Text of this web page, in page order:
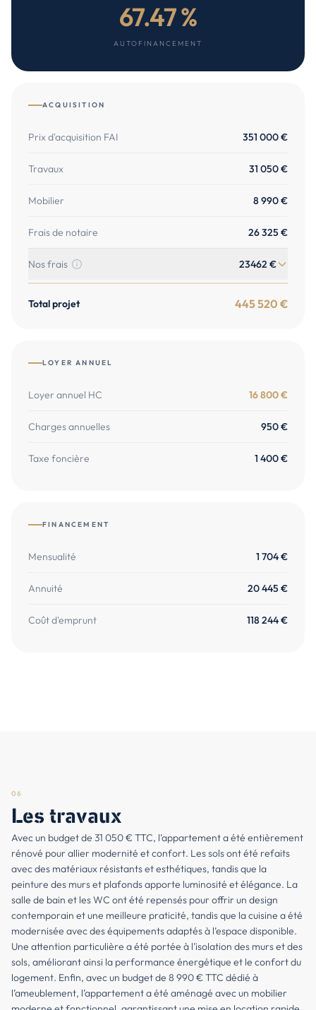
67.47 %
AUTOFINANCEMENT
ACQUISITION
Prix d'acquisition FAI 351 000€
Travaux 31 050€
Mobilier 8 990€
Frais de notaire 26 325 €
Nos frais 23462 €
Total projet 445 520 €
LOYER ANNUEL
Loyer annuel HC 16 800€
Charges annuelles 950€
Taxe foncière 1 400€
FINANCEMENT
Mensualité 1 704 €
Annuité 20 445 €
Coût d'emprunt 118 244 €
06
Les travaux
Avec un budget de 31 050 € TTC, l’appartement a été entièrement
rénové pour allier modernité et confort. Les sols ont été refaits
avec des matériaux résistants et esthétiques, tandis que la
peinture des murs et plafonds apporte luminosité et élégance. La
salle de bain et les WC ont été repensés pour offrir un design
contemporain et une meilleure praticité, tandis que la cuisine a été
modernisée avec des équipements adaptés à l’espace disponible.
Une attention particulière a été portée à l’isolation des murs et des
sols, améliorant ainsi la performance énergétique et le confort du
logement. Enfin, avec un budget de 8 990 € TTC dédié à
l’ameublement, l’appartement a été aménagé avec un mobilier